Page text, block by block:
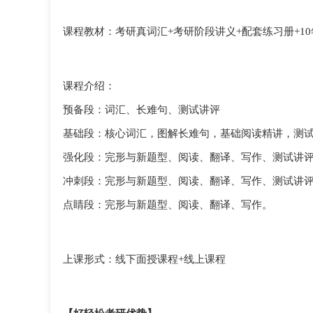
课程教材：考研真词汇+考研阶段讲义+配套练习册
课程介绍：
预备段：词汇、长难句、测试讲评
基础段：核心词汇，图解长难句，基础阅读精讲，测
强化段：完形与新题型、阅读、翻译、写作、测试讲
冲刺段：完形与新题型、阅读、翻译、写作、测试讲
点睛段：完形与新题型、阅读、翻译、写作。
上课形式：线下面授课程+线上课程